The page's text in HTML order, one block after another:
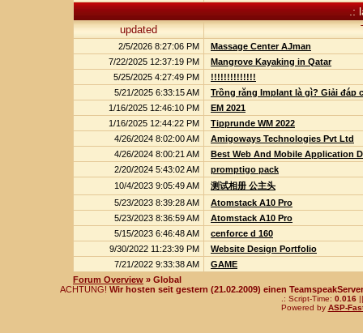
.:
updated
2/5/2026 8:27:06 PM
Massage Center AJman
7/22/2025 12:37:19 PM
Mangrove Kayaking in Qatar
5/25/2025 4:27:49 PM
!!!!!!!!!!!!!!
5/21/2025 6:33:15 AM
Trồng răng Implant là gì? Giải đáp
1/16/2025 12:46:10 PM
EM 2021
1/16/2025 12:44:22 PM
Tipprunde WM 2022
4/26/2024 8:02:00 AM
Amigoways Technologies Pvt Ltd
4/26/2024 8:00:21 AM
Best Web And Mobile Application
2/20/2024 5:43:02 AM
promptigo pack
10/4/2023 9:05:49 AM
测试相册 公主头
5/23/2023 8:39:28 AM
Atomstack A10 Pro
5/23/2023 8:36:59 AM
Atomstack A10 Pro
5/15/2023 6:46:48 AM
cenforce d 160
9/30/2022 11:23:39 PM
Website Design Portfolio
7/21/2022 9:33:38 AM
GAME
Forum Overview » Global
ACHTUNG! Wir hosten seit gestern (21.02.2009) einen
.: Script-Time: 0.016||
Powered by ASP-